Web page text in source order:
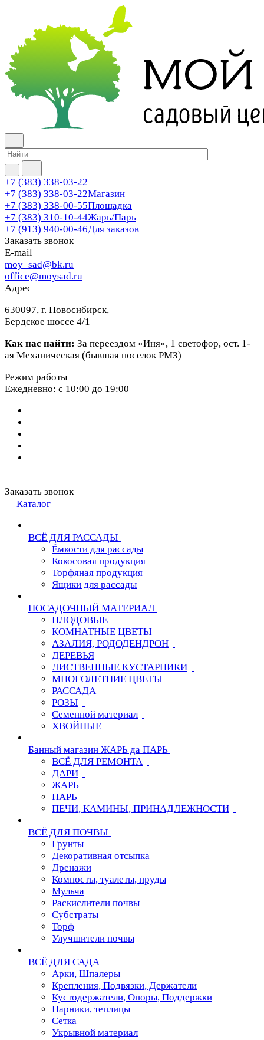
+7 (383) 338-03-22
+7 (383) 338-03-22Магазин
+7 (383) 338-00-55Площадка
+7 (383) 310-10-44Жарь/Парь
+7 (913) 940-00-46Для заказов
Заказать звонок
E-mail
moy_sad@bk.ru
office@moysad.ru
Адрес
630097, г. Новосибирск,
Бердское шоссе 4/1
Как нас найти: За переездом «Иня», 1 светофор, ост. 1-
ая Механическая (бывшая поселок РМЗ)
Режим работы
Ежедневно: с 10:00 до 19:00
Заказать звонок
Каталог
ВСЁ ДЛЯ РАССАДЫ
Ёмкости для рассады
Кокосовая продукция
Торфяная продукция
Ящики для рассады
ПОСАДОЧНЫЙ МАТЕРИАЛ
ПЛОДОВЫЕ
КОМНАТНЫЕ ЦВЕТЫ
АЗАЛИЯ, РОДОДЕНДРОН
ДЕРЕВЬЯ
ЛИСТВЕННЫЕ КУСТАРНИКИ
МНОГОЛЕТНИЕ ЦВЕТЫ
РАССАДА
РОЗЫ
Семенной материал
ХВОЙНЫЕ
Банный магазин ЖАРЬ да ПАРЬ
ВСЁ ДЛЯ РЕМОНТА
ДАРИ
ЖАРЬ
ПАРЬ
ПЕЧИ, КАМИНЫ, ПРИНАДЛЕЖНОСТИ
ВСЁ ДЛЯ ПОЧВЫ
Грунты
Декоративная отсыпка
Дренажи
Компосты, туалеты, пруды
Мульча
Раскислители почвы
Субстраты
Торф
Улучшители почвы
ВСЁ ДЛЯ САДА
Арки, Шпалеры
Крепления, Подвязки, Держатели
Кустодержатели, Опоры, Поддержки
Парники, теплицы
Сетка
Укрывной материал